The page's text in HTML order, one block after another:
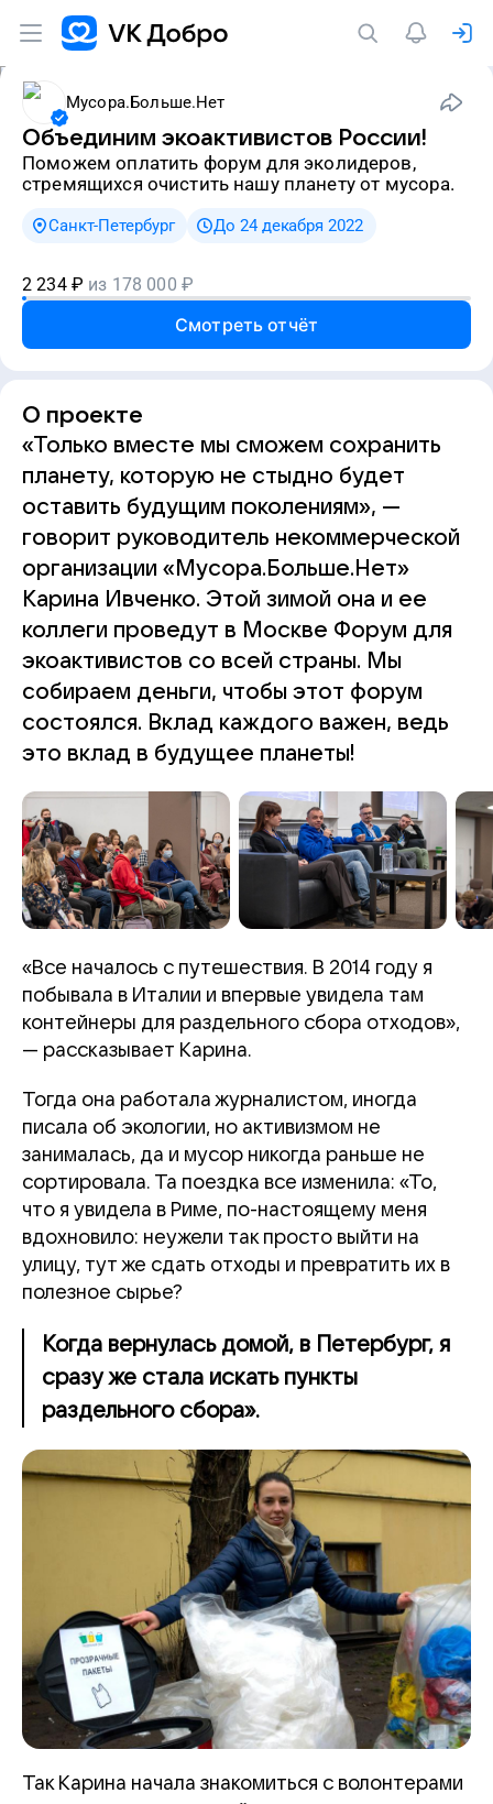
Мусора.Больше.Нет
Объединим экоактивистов России!
Поможем оплатить форум для эколидеров,
стремящихся очистить нашу планету от мусора.
Санкт-Петербург До 24 декабря 2022
2 234 ₽ из 178 000 ₽
Смотреть отчёт
О проекте
«Только вместе мы сможем сохранить
планету, которую не стыдно будет
оставить будущим поколениям», —
говорит руководитель некоммерческой
организации «Мусора.Больше.Нет»
Карина Ивченко. Этой зимой она и ее
коллеги проведут в Москве Форум для
экоактивистов со всей страны. Мы
собираем деньги, чтобы этот форум
состоялся. Вклад каждого важен, ведь
это вклад в будущее планеты!
«Все началось с путешествия. В 2014 году я
побывала в Италии и впервые увидела там
контейнеры для раздельного сбора отходов»,
— рассказывает Карина.
Тогда она работала журналистом, иногда
писала об экологии, но активизмом не
занималась, да и мусор никогда раньше не
сортировала. Та поездка все изменила: «То,
что я увидела в Риме, по-настоящему меня
вдохновило: неужели так просто выйти на
улицу, тут же сдать отходы и превратить их в
полезное сырье?
Когда вернулась домой, в Петербург, я
сразу же стала искать пункты
раздельного сбора».
Так Карина начала знакомиться с волонтерами